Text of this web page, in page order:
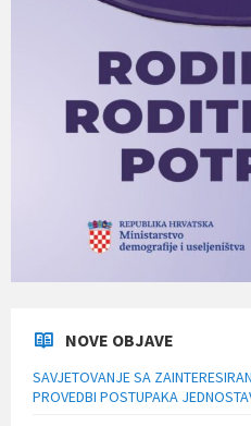
NOVE OBJAVE
SAVJETOVANJE SA
PROVEDBI POSTUPAKA